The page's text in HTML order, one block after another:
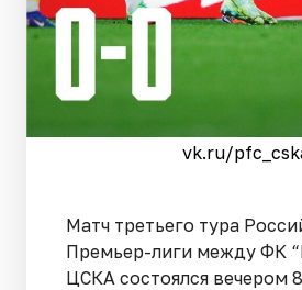
vk.ru/
Матч третьего тура
Премьер-лиги между ФК
ЦСКА состоялся вечером